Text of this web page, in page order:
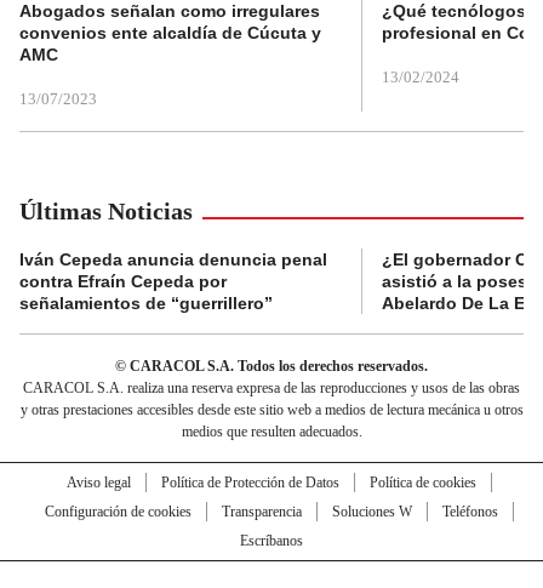
Abogados señalan como irregulares
convenios ente alcaldía de Cúcuta y
AMC
13/07/2023
¿Qué tecnólogos
profesional en
13/02/2024
Últimas Noticias
Iván Cepeda anuncia denuncia penal
contra Efraín Cepeda por
señalamientos de “guerrillero”
¿El gobernador
asistió a la
Abelardo De La
© CARACOL S.A. Todos los derechos reservados.
CARACOL S.A. realiza una reserva expresa de las reproducciones y usos de las obras
y otras prestaciones accesibles desde este sitio web a medios de lectura mecánica u otros
medios que resulten adecuados.
Aviso legal Política de Protección de Datos
Política de cookies
Configuración de cookies
Transparencia Soluciones W
Teléfonos
Escríbanos